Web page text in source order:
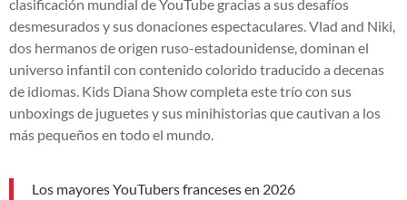
clasificación mundial de YouTube gracias a sus desafíos
desmesurados y sus donaciones espectaculares. Vlad and Niki,
dos hermanos de origen ruso-estadounidense, dominan el
universo infantil con contenido colorido traducido a decenas
de idiomas. Kids Diana Show completa este trío con sus
unboxings de juguetes y sus minihistorias que cautivan a los
más pequeños en todo el mundo.
Los mayores YouTubers franceses en 2026